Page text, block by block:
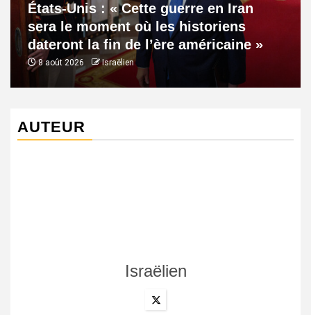
États-Unis : « Cette guerre en Iran
sera le moment où les historiens
dateront la fin de l’ère américaine »
8 août 2026 Israëlien
AUTEUR
Israëlien